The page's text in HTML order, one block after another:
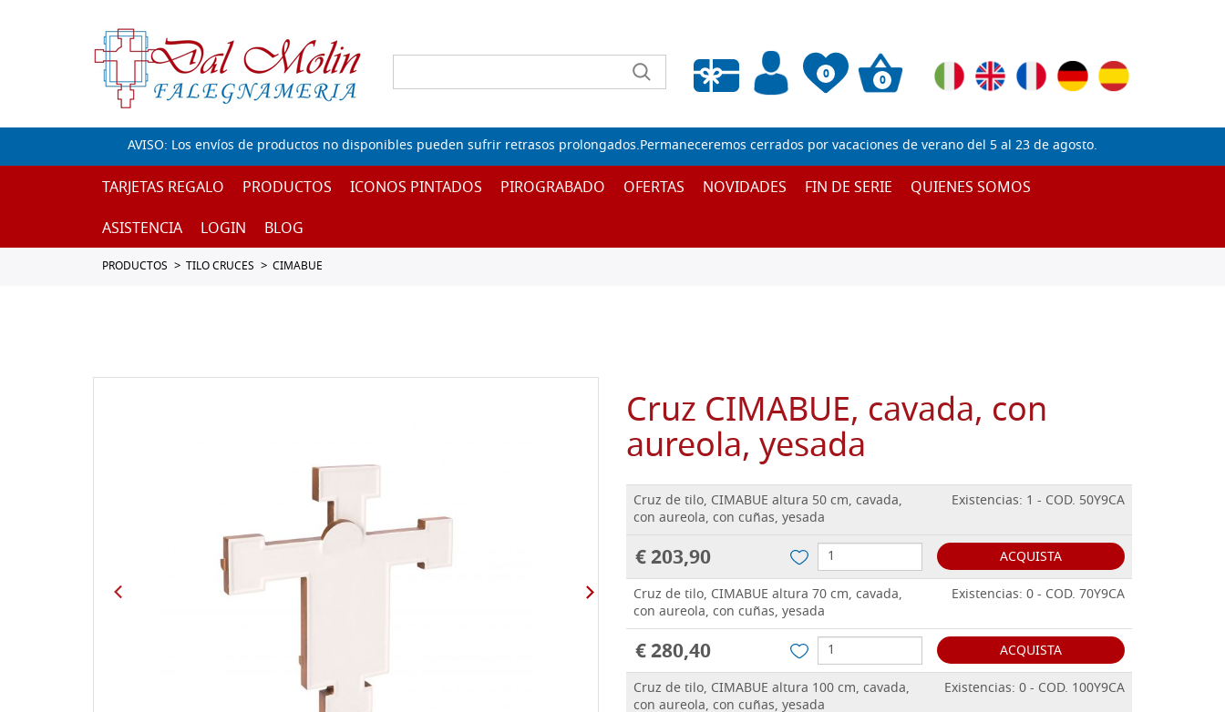
0
Lista de deseos vacía
0
AVISO: Los envíos de productos no disponibles pueden sufrir retrasos prolongados.Permaneceremos cerrados por vacaciones de verano del 5 al 23 de agosto.
TARJETAS REGALO PRODUCTOS ICONOS PINTADOS PIROGRABADO OFERTAS NOVIDADES FIN DE SERIE
QUIENES SOMOS
ASISTENCIA
LOGIN BLOG
PRODUCTOS TILO CRUCES CIMABUE
Cruz CIMABUE, cavada, con
aureola, yesada
Cruz de tilo, CIMABUE altura 50 cm, cavada,
con aureola, con cuñas, yesada
Existencias: 1 - COD. 50Y9CA
€ 203,90
ACQUISTA
Cruz de tilo, CIMABUE altura 70 cm, cavada,
con aureola, con cuñas, yesada
Existencias: 0 - COD. 70Y9CA
€ 280,40
ACQUISTA
Cruz de tilo, CIMABUE altura 100 cm, cavada,
con aureola, con cuñas, yesada
Existencias: 0 - COD. 100Y9CA